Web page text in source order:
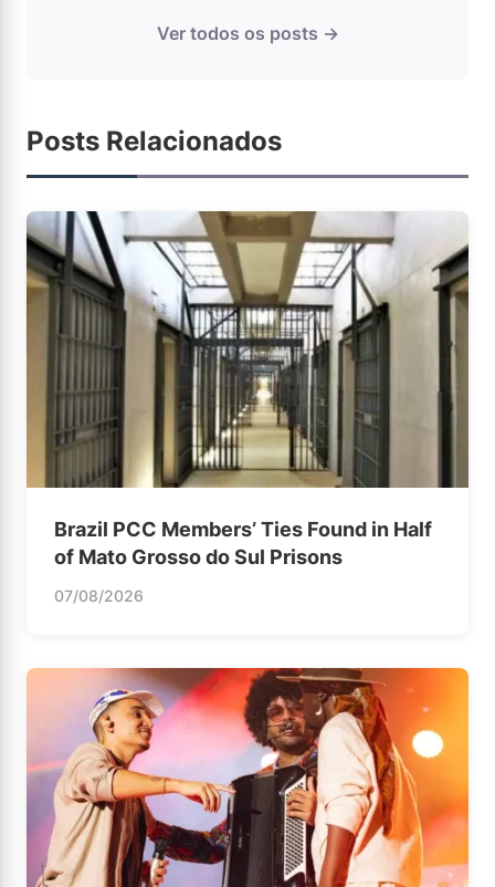
Ver todos os posts →
Posts Relacionados
Brazil PCC Members’ Ties Found in Half
of Mato Grosso do Sul Prisons
07/08/2026